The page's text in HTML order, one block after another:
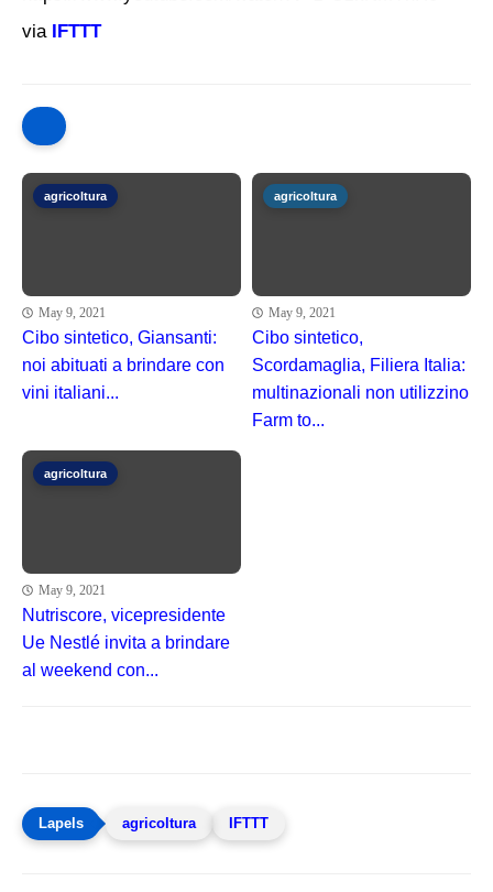
via IFTTT
agricoltura
May 9, 2021
Cibo sintetico, Giansanti:
noi abituati a brindare con
vini italiani...
agricoltura
May 9, 2021
Cibo sintetico,
Scordamaglia, Filiera Italia:
multinazionali non utilizzino
Farm to...
agricoltura
May 9, 2021
Nutriscore, vicepresidente
Ue Nestlé invita a brindare
al weekend con...
agricoltura IFTTT